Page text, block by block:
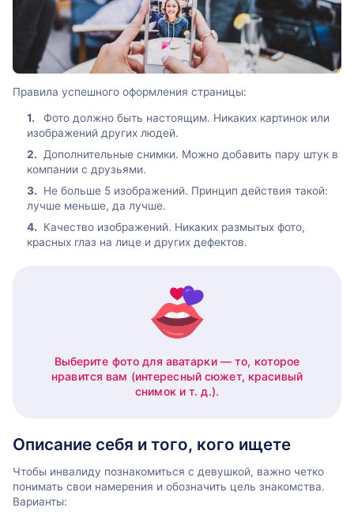
Правила успешного оформления страницы:
Фото должно быть настоящим. Никаких картинок или
изображений других людей.
Дополнительные снимки. Можно добавить пару штук в
компании с друзьями.
Не больше 5 изображений. Принцип действия такой:
лучше меньше, да лучше.
Качество изображений. Никаких размытых фото,
красных глаз на лице и других дефектов.
Выберите фото для аватарки — то, которое
нравится вам (интересный сюжет, красивый
снимок и т. д.).
Описание себя и того, кого ищете
Чтобы инвалиду познакомиться с девушкой, важно четко
понимать свои намерения и обозначить цель знакомства.
Варианты: